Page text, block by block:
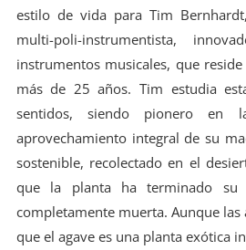
estilo de vida para Tim
multi-poli-instrumentista,
instrumentos musicales, que
más de 25 años. Tim estudia
sentidos, siendo pionero en
aprovechamiento integral de su
sostenible, recolectado en el
que la planta ha terminado
completamente muerta. Aunque
que el agave es una planta exótica